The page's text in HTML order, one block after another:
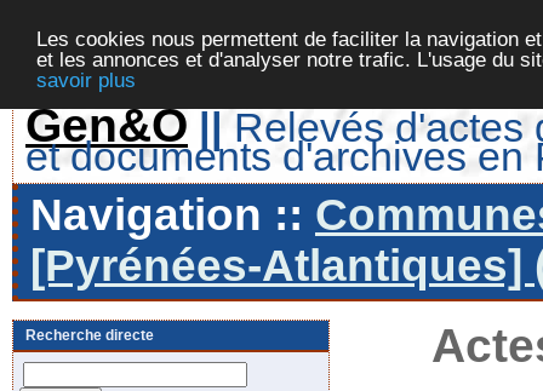
Les cookies nous permettent de faciliter la navigation
et les annonces et d'analyser notre trafic. L'usage du
savoir plus
Gen&O || Relevés d'actes
et documents d'archives en
Navigation ::
[Pyrénées-Atlantiques]
Recherche directe